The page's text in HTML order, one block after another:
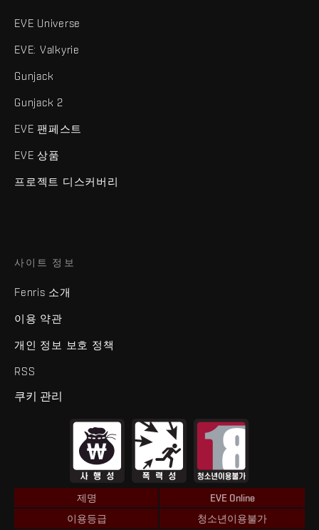
EVE Universe
EVE: Valkyrie
Gunjack
Gunjack 2
EVE 팬페스트
EVE 상품
프로젝트 디스커버리
사이트 정보
Fenris 소개
이용 약관
개인 정보 보호 정책
RSS
쿠키 관리
제명
EVE Online
이용등급
청소년이용불가